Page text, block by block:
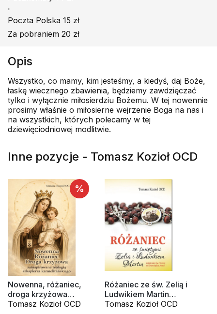
'
Poczta Polska 15 zł
Za pobraniem 20 zł
Opis
Wszystko, co mamy, kim jesteśmy, a kiedyś, daj Boże,
łaskę wiecznego zbawienia, będziemy zawdzięczać
tylko i wyłącznie miłosierdziu Bożemu. W tej nowennie
prosimy właśnie o miłosierne wejrzenie Boga na nas i
na wszystkich, których polecamy w tej
dziewięciodniowej modlitwie.
Inne pozycje - Tomasz Kozioł OCD
%
Nowenna, różaniec,
droga krzyżowa
zainspirowane teologią
Tomasz Kozioł OCD
Różaniec ze św. Zelią i
Ludwikiem Martin
rodzicami św. Teresy od
Tomasz Kozioł OCD